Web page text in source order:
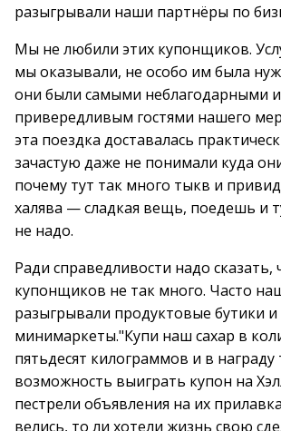
разыгрывали наши партнёры по
Мы не любили этих купонщиков.
мы оказывали, не особо им была
они были самыми неблагодарными и
привередливым гостями нашего
эта поездка доставалась
зачастую даже не понимали куда
почему тут так много тыкв и
халява — сладкая вещь, поедешь и
не надо.
Ради справедливости надо сказать,
купонщиков не так много. Часто
разыгрывали продуктовые бутики и
минимаркеты."Купи наш сахар в
пятьдесят килограммов и в
возможность выиграть купон на
пестрели объявления на их
велись, то ли хотели жизнь свою